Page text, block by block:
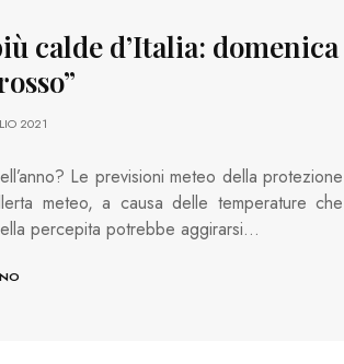
calde d’Italia: domenica
2021
Le previsioni meteo della protezione
meteo, a causa delle temperature che
percepita potrebbe aggirarsi…